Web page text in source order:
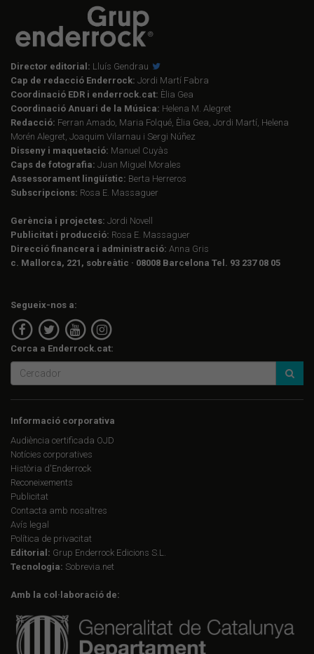
Director editorial: Lluís Gendrau
Cap de redacció Enderrock: Jordi Martí Fabra
Coordinació EDR i enderrock.cat: Èlia Gea
Coordinació Anuari de la Música: Helena M. Alegret
Redacció: Ferran Amado, Maria Folqué, Èlia Gea, Jordi Martí, Helena
Morén Alegret, Joaquim Vilarnau i Sergi Núñez
Disseny i maquetació: Manuel Cuyàs
Caps de fotografia: Juan Miguel Morales
Assessorament lingüístic: Berta Herreros
Subscripcions: Rosa E. Massaguer
Gerència i projectes: Jordi Novell
Publicitat i producció: Rosa E. Massaguer
Direcció financera i administració: Anna Gris
c. Mallorca, 221, sobreàtic · 08008 Barcelona Tel. 93 237 08 05
Segueix-nos a:
Cerca a Enderrock.cat:
Informació corporativa
Audiència certificada OJD
Notícies corporatives
Història d'Enderrock
Reconeixements
Publicitat
Contacta amb nosaltres
Avís legal
Política de privacitat
Editorial: Grup Enderrock Edicions S.L.
Tecnologia: Sobrevia.net
Amb la col·laboració de: